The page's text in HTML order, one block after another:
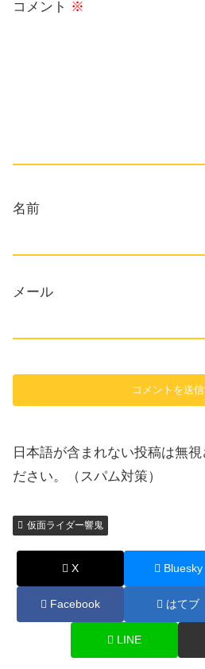
コメント ※
名前
メール
日本語が含まれない投稿は無
ださい。（スパム対策）
仮面ライダー響鬼
X Bluesky
Facebook はてブ
LINE